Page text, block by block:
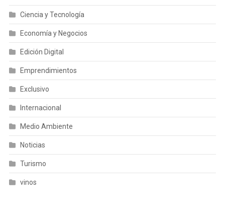
Ciencia y Tecnología
Economía y Negocios
Edición Digital
Emprendimientos
Exclusivo
Internacional
Medio Ambiente
Noticias
Turismo
vinos